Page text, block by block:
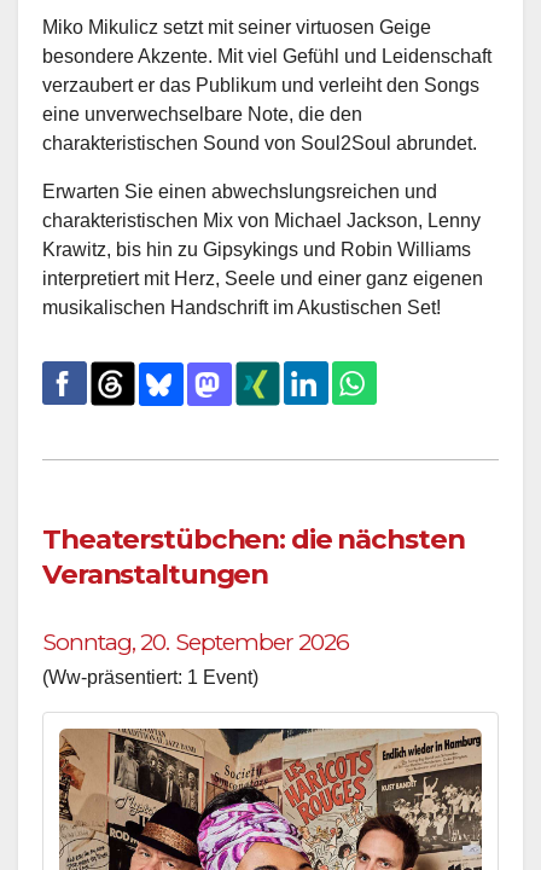
Miko Mikulicz setzt mit seiner virtuosen Geige
besondere Akzente. Mit viel Gefühl und Leidenschaft
verzaubert er das Publikum und verleiht den Songs
eine unverwechselbare Note, die den
charakteristischen Sound von Soul2Soul abrundet.
Erwarten Sie einen abwechslungsreichen und
charakteristischen Mix von Michael Jackson, Lenny
Krawitz, bis hin zu Gipsykings und Robin Williams
interpretiert mit Herz, Seele und einer ganz eigenen
musikalischen Handschrift im Akustischen Set!
Theaterstübchen: die nächsten
Veranstaltungen
Sonntag, 20. September 2026
(Ww-präsentiert: 1 Event)